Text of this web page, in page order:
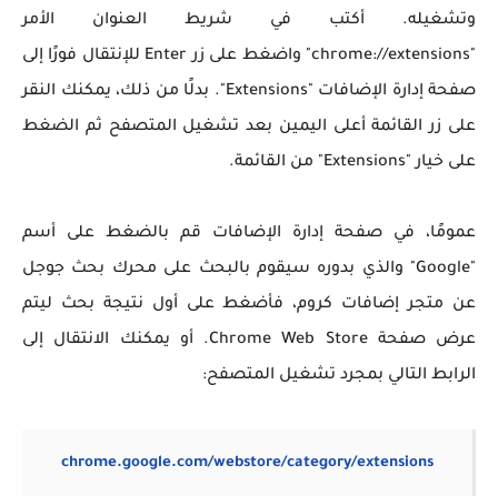
وتشغيله. أكتب في شريط العنوان الأمر
"chrome://extensions" واضغط على زر Enter للإنتقال فورًا إلى
صفحة إدارة الإضافات "Extensions". بدلًا من ذلك، يمكنك النقر
على زر القائمة أعلى اليمين بعد تشغيل المتصفح ثم الضغط
على خيار "Extensions" من القائمة.
عمومًا، في صفحة إدارة الإضافات قم بالضغط على أسم
"Google" والذي بدوره سيقوم بالبحث على محرك بحث جوجل
عن متجر إضافات كروم، فأضغط على أول نتيجة بحث ليتم
عرض صفحة Chrome Web Store. أو يمكنك الانتقال إلى
الرابط التالي بمجرد تشغيل المتصفح:
chrome.google.com/webstore/category/extensions